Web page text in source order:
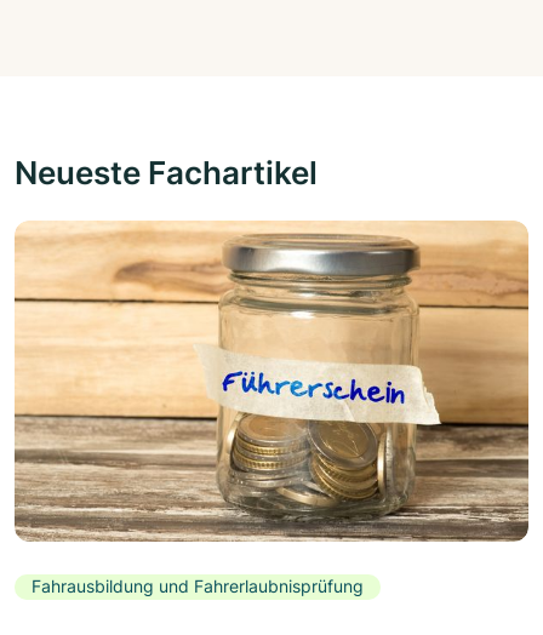
Neueste Fachartikel
Fahrausbildung und Fahrerlaubnisprüfung